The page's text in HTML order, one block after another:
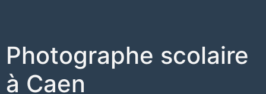
Photographe scolaire
à Caen